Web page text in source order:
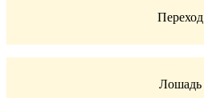
Переход
Лошадь